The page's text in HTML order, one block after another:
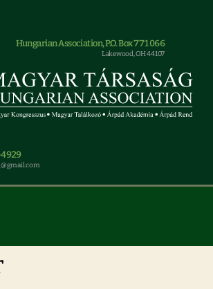
Hungarian Association, P.O. Box 771066
Lakewood, OH 44107